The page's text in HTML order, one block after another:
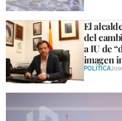
El
del
a IU de
imagen
POLÍTICA